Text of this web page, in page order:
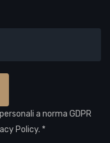
a norma GDPR
Policy. *